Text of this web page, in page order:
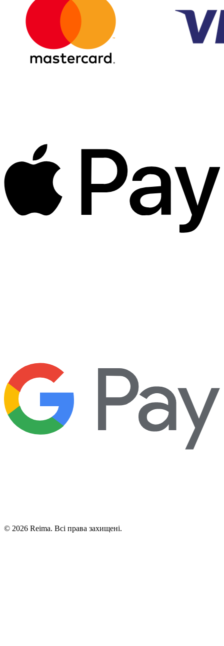
© 2026 Reima. Всі права захищені.